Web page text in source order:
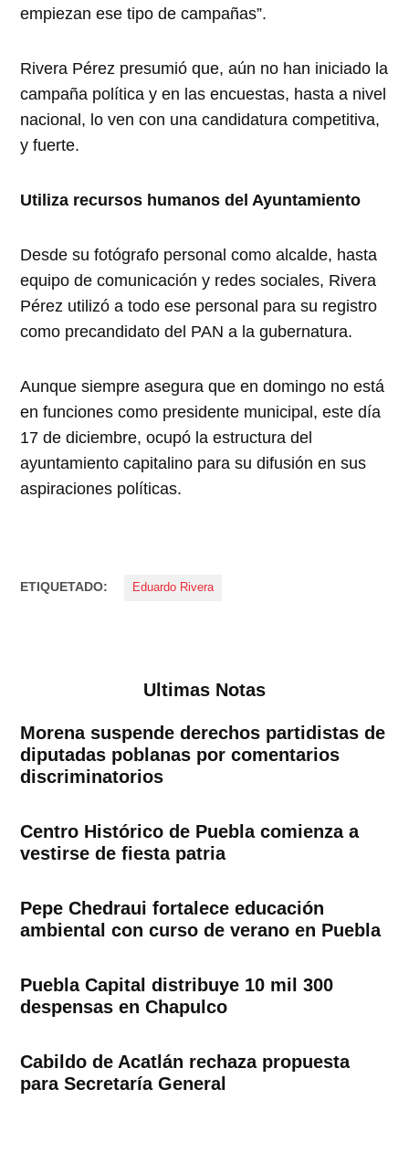
empiezan ese tipo de campañas”.
Rivera Pérez presumió que, aún no han iniciado la
campaña política y en las encuestas, hasta a nivel
nacional, lo ven con una candidatura competitiva,
y fuerte.
Utiliza recursos humanos del Ayuntamiento
Desde su fotógrafo personal como alcalde, hasta
equipo de comunicación y redes sociales, Rivera
Pérez utilizó a todo ese personal para su registro
como precandidato del PAN a la gubernatura.
Aunque siempre asegura que en domingo no está
en funciones como presidente municipal, este día
17 de diciembre, ocupó la estructura del
ayuntamiento capitalino para su difusión en sus
aspiraciones políticas.
ETIQUETADO: Eduardo Rivera
Ultimas Notas
Morena suspende derechos partidistas de
diputadas poblanas por comentarios
discriminatorios
Centro Histórico de Puebla comienza a
vestirse de fiesta patria
Pepe Chedraui fortalece educación
ambiental con curso de verano en Puebla
Puebla Capital distribuye 10 mil 300
despensas en Chapulco
Cabildo de Acatlán rechaza propuesta
para Secretaría General